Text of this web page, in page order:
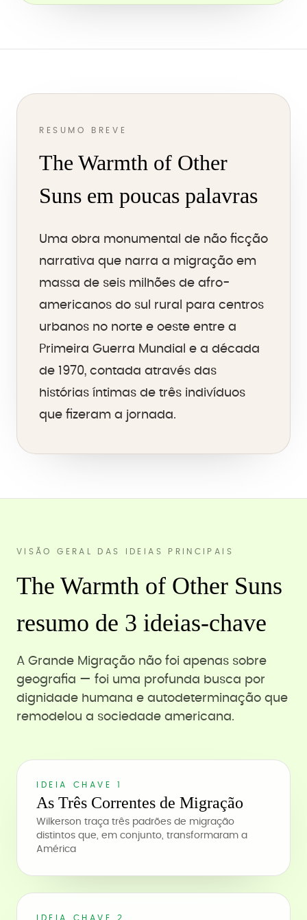
RESUMO BREVE
The Warmth of Other
Suns em poucas palavras
Uma obra monumental de não ficção
narrativa que narra a migração em
massa de seis milhões de afro-
americanos do sul rural para centros
urbanos no norte e oeste entre a
Primeira Guerra Mundial e a década
de 1970, contada através das
histórias íntimas de três indivíduos
que fizeram a jornada.
VISÃO GERAL DAS IDEIAS PRINCIPAIS
The Warmth of Other Suns
resumo de 3 ideias-chave
A Grande Migração não foi apenas sobre
geografia — foi uma profunda busca por
dignidade humana e autodeterminação que
remodelou a sociedade americana.
IDEIA CHAVE 1
As Três Correntes de Migração
Wilkerson traça três padrões de migração
distintos que, em conjunto, transformaram a
América
IDEIA CHAVE 2